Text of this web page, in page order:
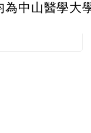
為中山醫學大